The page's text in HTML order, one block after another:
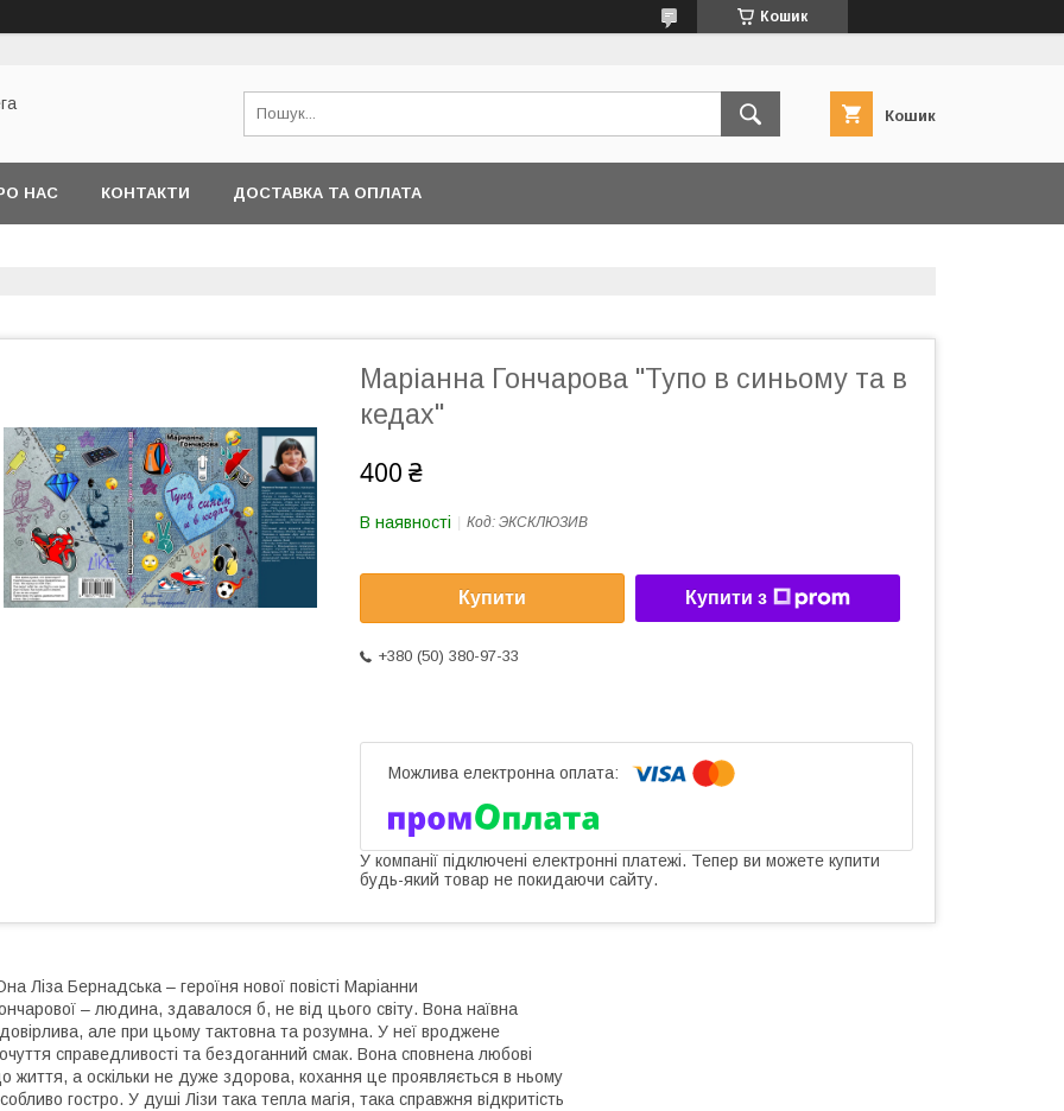
Кошик
Кошик
НАС КОНТАКТИ ДОСТАВКА ТА ОПЛАТА
Маріанна Гончарова "Тупо в синьому та в
кедах"
400 ₴
В наявності Код: ЭКСКЛЮЗИВ
Купити Купити з
+380 (50) 380-97-33
У компанії підключені електронні платежі. Тепер ви можете купити
будь-який товар не покидаючи сайту.
Ліза Бернадська – героїня нової повісті Маріанни
– людина, здавалося б, не від цього світу. Вона наївна
довірлива, але при цьому тактовна та розумна. У неї вроджене
справедливості та бездоганний смак. Вона сповнена любові
життя, а оскільки не дуже здорова, кохання це проявляється в ньому
гостро. У душі Лізи така тепла магія, така справжня відкритість